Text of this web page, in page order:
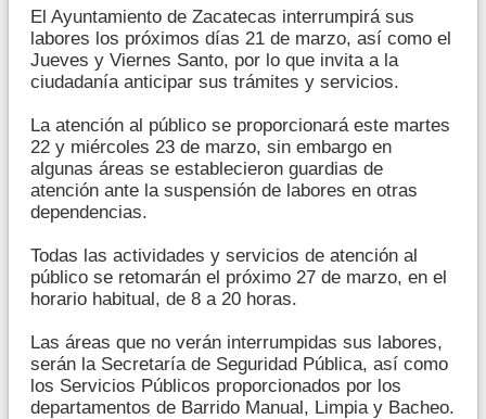
El Ayuntamiento de Zacatecas interrumpirá sus
labores los próximos días 21 de marzo, así como el
Jueves y Viernes Santo, por lo que invita a la
ciudadanía anticipar sus trámites y servicios.
La atención al público se proporcionará este martes
22 y miércoles 23 de marzo, sin embargo en
algunas áreas se establecieron guardias de
atención ante la suspensión de labores en otras
dependencias.
Todas las actividades y servicios de atención al
público se retomarán el próximo 27 de marzo, en el
horario habitual, de 8 a 20 horas.
Las áreas que no verán interrumpidas sus labores,
serán la Secretaría de Seguridad Pública, así como
los Servicios Públicos proporcionados por los
departamentos de Barrido Manual, Limpia y Bacheo.